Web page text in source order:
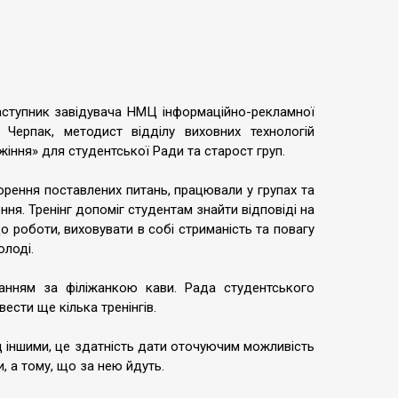
завідувача НМЦ інформаційно-рекламної
методист відділу виховних технологій
для студентської Ради та старост груп.
поставлених питань, працювали у групах та
Тренінг допоміг студентам знайти відповіді на
виховувати в собі стриманість та повагу
за філіжанкою кави. Рада студентського
ще кілька тренінгів.
це здатність дати оточуючим можливість
а тому, що за нею йдуть.